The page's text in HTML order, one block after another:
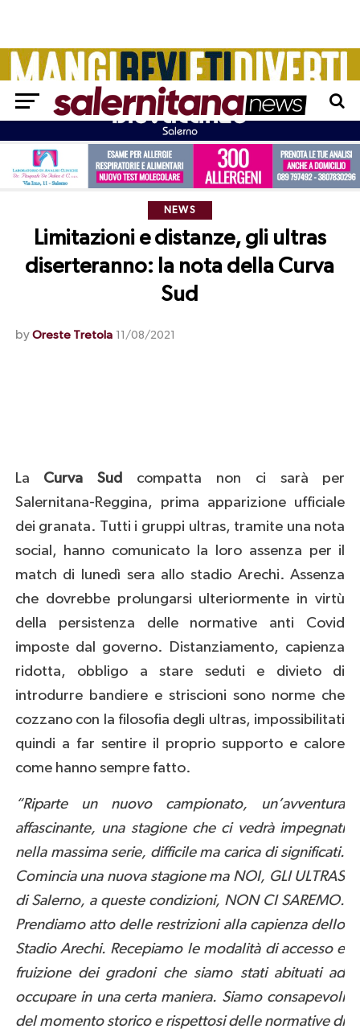
NEWS
Limitazioni e distanze, gli ultras
diserteranno: la nota della Curva
Sud
by Oreste Tretola 11/08/2021
La Curva Sud
compatta non ci sarà per
Salernitana-Reggina, prima apparizione ufficiale
dei granata. Tutti i gruppi ultras, tramite una nota
social, hanno comunicato la loro assenza per il
match di lunedì sera allo stadio Arechi. Assenza
che dovrebbe prolungarsi ulteriormente in virtù
della persistenza delle normative anti Covid
imposte dal governo. Distanziamento, capienza
ridotta, obbligo a stare seduti e divieto di
introdurre bandiere e striscioni sono norme che
cozzano con la filosofia degli ultras, impossibilitati
quindi a far sentire il proprio supporto e calore
come hanno sempre fatto.
“Riparte un nuovo campionato, un’avventura
affascinante, una stagione che ci vedrà impegnati
nella massima serie, difficile ma carica di significati.
Comincia una nuova stagione ma NOI, GLI ULTRAS
di Salerno, a queste condizioni, NON CI SAREMO.
Prendiamo atto delle restrizioni alla capienza dello
Stadio Arechi. Recepiamo le modalità di accesso e
fruizione dei gradoni che siamo stati abituati ad
occupare in una certa maniera. Siamo consapevoli
del momento storico e rispettosi delle normative di